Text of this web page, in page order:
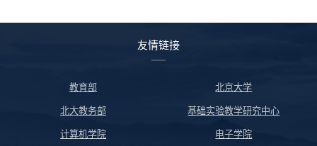
友情链接
教育部
北京大学
北大教务部
基础实验教学研究中心
计算机学院
电子学院